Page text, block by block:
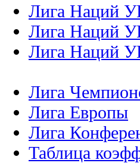
Лига Наций
Лига Наций
Лига Наций
Лига
Лига Европы
Лига
Таблица